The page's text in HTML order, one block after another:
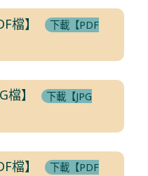
檔】
下載【PDF
】
下載【JPG
檔】
下載【PDF